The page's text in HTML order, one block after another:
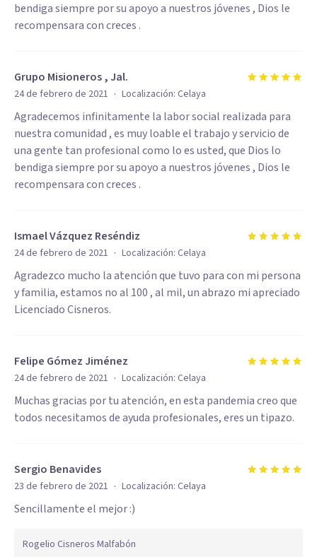
bendiga siempre por su apoyo a nuestros jóvenes , Dios le
recompensara con creces .
Grupo Misioneros , Jal.
24 de febrero de 2021 · Localización: Celaya
Agradecemos infinitamente la labor social realizada para
nuestra comunidad , es muy loable el trabajo y servicio de
una gente tan profesional como lo es usted, que Dios lo
bendiga siempre por su apoyo a nuestros jóvenes , Dios le
recompensara con creces .
Ismael Vázquez Reséndiz
24 de febrero de 2021 · Localización: Celaya
Agradezco mucho la atención que tuvo para con mi persona
y familia, estamos no al 100 , al mil, un abrazo mi apreciado
Licenciado Cisneros.
Felipe Gómez Jiménez
24 de febrero de 2021 · Localización: Celaya
Muchas gracias por tu atención, en esta pandemia creo que
todos necesitamos de ayuda profesionales, eres un tipazo.
Sergio Benavides
23 de febrero de 2021 · Localización: Celaya
Sencillamente el mejor :)
Rogelio Cisneros Malfabón